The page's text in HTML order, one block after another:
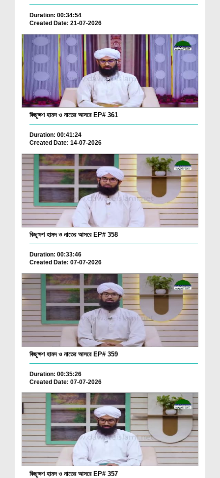
Duration: 00:34:54
Created Date: 21-07-2026
কিছুক্ষণ হামদ ও নাতের আসরে EP# 361
Duration: 00:41:24
Created Date: 14-07-2026
কিছুক্ষণ হামদ ও নাতের আসরে EP# 358
Duration: 00:33:46
Created Date: 07-07-2026
কিছুক্ষণ হামদ ও নাতের আসরে EP# 359
Duration: 00:35:26
Created Date: 07-07-2026
কিছুক্ষণ হামদ ও নাতের আসরে EP# 357